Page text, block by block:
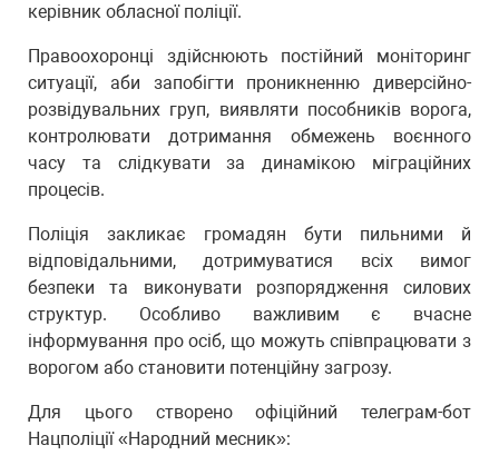
керівник обласної поліції.
Правоохоронці здійснюють постійний моніторинг
ситуації, аби запобігти проникненню диверсійно-
розвідувальних груп, виявляти пособників ворога,
контролювати дотримання обмежень воєнного
часу та слідкувати за динамікою міграційних
процесів.
Поліція закликає громадян бути пильними й
відповідальними, дотримуватися всіх вимог
безпеки та виконувати розпорядження силових
структур. Особливо важливим є вчасне
інформування про осіб, що можуть співпрацювати з
ворогом або становити потенційну загрозу.
Для цього створено офіційний телеграм-бот
Нацполіції «Народний месник»: